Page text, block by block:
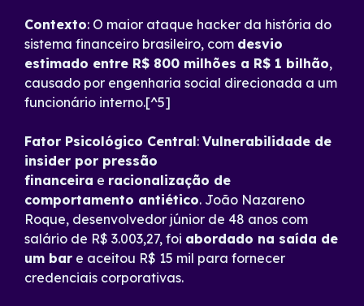
Contexto: O maior ataque hacker da história do
sistema financeiro brasileiro, com desvio
estimado entre R$ 800 milhões a R$ 1 bilhão,
causado por engenharia social direcionada a um
funcionário interno.[^5]
Fator Psicológico Central: Vulnerabilidade de
insider por pressão
financeira e racionalização de
comportamento antiético. João Nazareno
Roque, desenvolvedor júnior de 48 anos com
salário de R$ 3.003,27, foi abordado na saída de
um bar e aceitou R$ 15 mil para fornecer
credenciais corporativas.